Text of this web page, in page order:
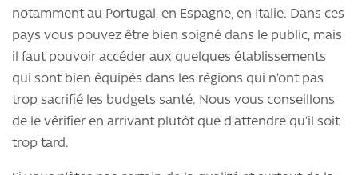
notamment au Portugal, en Espagne, en Italie. Dans ces
pays vous pouvez être bien soigné dans le public, mais
il faut pouvoir accéder aux quelques établissements
qui sont bien équipés dans les régions qui n’ont pas
trop sacrifié les budgets santé. Nous vous conseillons
de le vérifier en arrivant plutôt que d’attendre qu’il soit
trop tard.